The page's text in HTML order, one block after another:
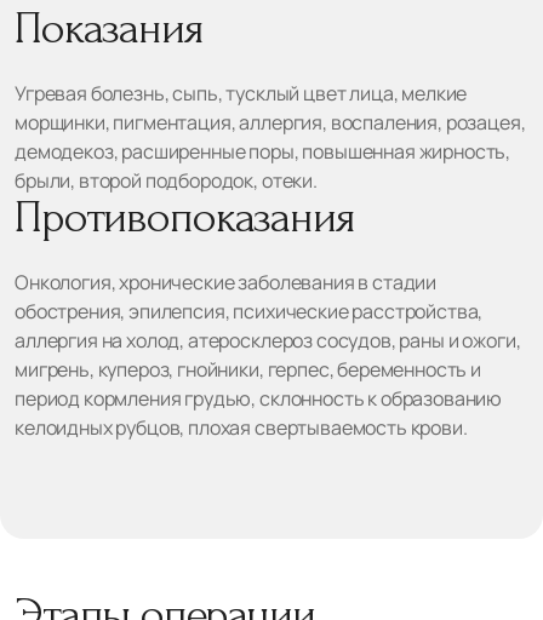
Показания
Угревая болезнь, сыпь, тусклый цвет лица, мелкие
морщинки, пигментация, аллергия, воспаления, розацея,
демодекоз, расширенные поры, повышенная жирность,
брыли, второй подбородок, отеки.
Противопоказания
Онкология, хронические заболевания в стадии
обострения, эпилепсия, психические расстройства,
аллергия на холод, атеросклероз сосудов, раны и ожоги,
мигрень, купероз, гнойники, герпес, беременность и
период кормления грудью, склонность к образованию
келоидных рубцов, плохая свертываемость крови.